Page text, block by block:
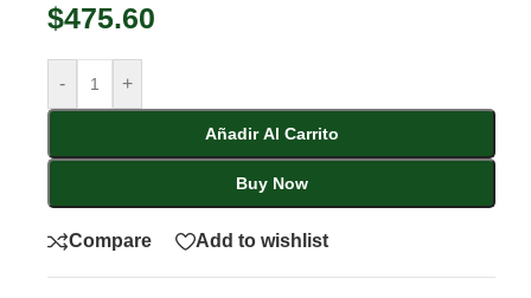
$475.60
- +
Añadir Al Carrito
Buy Now
Compare Add to wishlist